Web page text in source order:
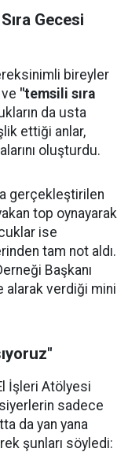
Gecesi
bireyler
ve "temsili sıra
da usta
ettiği anlar,
oluşturdu.
gerçekleştirilen
top oynayarak
ise
tam not aldı.
Başkanı
alarak verdiği mini
İşleri Atölyesi
sadece
da yan yana
şunları söyledi: